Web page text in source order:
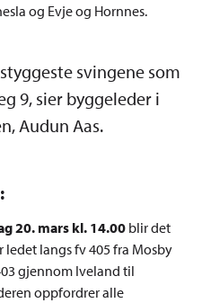
og Evje og Hornnes.
svingene som
9, sier byggeleder i
Audun Aas.
20. mars kl. 14.00 blir det
langs fv 405 fra Mosby
gjennom Iveland til
oppfordrer alle